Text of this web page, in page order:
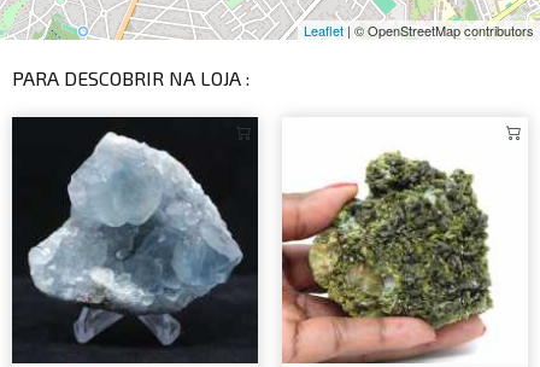
Leaflet | © OpenStreetMap contributors
PARA DESCOBRIR NA LOJA :